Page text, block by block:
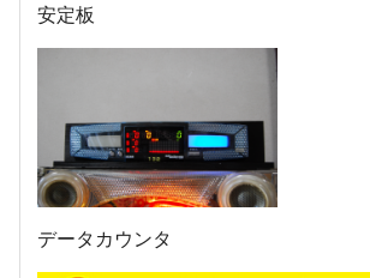
安定板
データカウンタ